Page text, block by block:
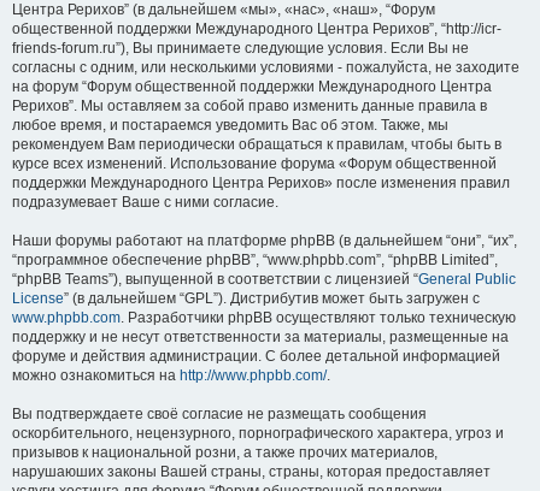
Центра Рерихов” (в дальнейшем «мы», «нас», «наш», “Форум
общественной поддержки Международного Центра Рерихов”, “http://icr-
friends-forum.ru”), Вы принимаете следующие условия. Если Вы не
согласны с одним, или несколькими условиями - пожалуйста, не заходите
на форум “Форум общественной поддержки Международного Центра
Рерихов”. Мы оставляем за собой право изменить данные правила в
любое время, и постараемся уведомить Вас об этом. Также, мы
рекомендуем Вам периодически обращаться к правилам, чтобы быть в
курсе всех изменений. Использование форума «Форум общественной
поддержки Международного Центра Рерихов» после изменения правил
подразумевает Ваше с ними согласие.
Наши форумы работают на платформе phpBB (в дальнейшем “они”, “их”,
“программное обеспечение phpBB”, “www.phpbb.com”, “phpBB Limited”,
“phpBB Teams”), выпущенной в соответствии с лицензией “General Public
License” (в дальнейшем “GPL”). Дистрибутив может быть загружен с
www.phpbb.com. Разработчики phpBB осуществляют только техническую
поддержку и не несут ответственности за материалы, размещенные на
форуме и действия администрации. С более детальной информацией
можно ознакомиться на http://www.phpbb.com/.
Вы подтверждаете своё согласие не размещать сообщения
оскорбительного, нецензурного, порнографического характера, угроз и
призывов к национальной розни, а также прочих материалов,
нарушаюших законы Вашей страны, страны, которая предоставляет